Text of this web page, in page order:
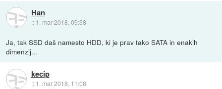
Han
:: 1. mar 2018, 09:38
Ja, tak SSD daš namesto HDD, ki je prav tako SATA in enakih
dimenzij...
kecip
:: 1. mar 2018, 11:08